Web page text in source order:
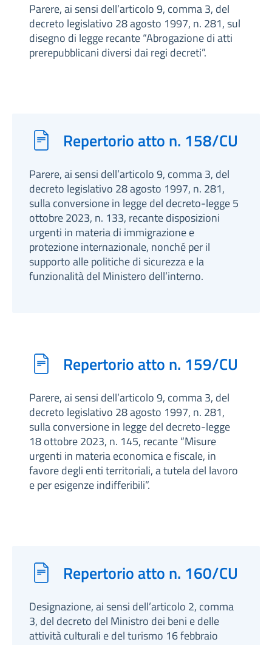
Parere, ai sensi dell’articolo 9, comma 3, del
decreto legislativo 28 agosto 1997, n. 281, sul
disegno di legge recante “Abrogazione di atti
prerepubblicani diversi dai regi decreti”.
Repertorio atto n. 158/CU
Parere, ai sensi dell’articolo 9, comma 3, del
decreto legislativo 28 agosto 1997, n. 281,
sulla conversione in legge del decreto-legge 5
ottobre 2023, n. 133, recante disposizioni
urgenti in materia di immigrazione e
protezione internazionale, nonché per il
supporto alle politiche di sicurezza e la
funzionalità del Ministero dell’interno.
Repertorio atto n. 159/CU
Parere, ai sensi dell’articolo 9, comma 3, del
decreto legislativo 28 agosto 1997, n. 281,
sulla conversione in legge del decreto-legge
18 ottobre 2023, n. 145, recante “Misure
urgenti in materia economica e fiscale, in
favore degli enti territoriali, a tutela del lavoro
e per esigenze indifferibili”.
Repertorio atto n. 160/CU
Designazione, ai sensi dell’articolo 2, comma
3, del decreto del Ministro dei beni e delle
attività culturali e del turismo 16 febbraio